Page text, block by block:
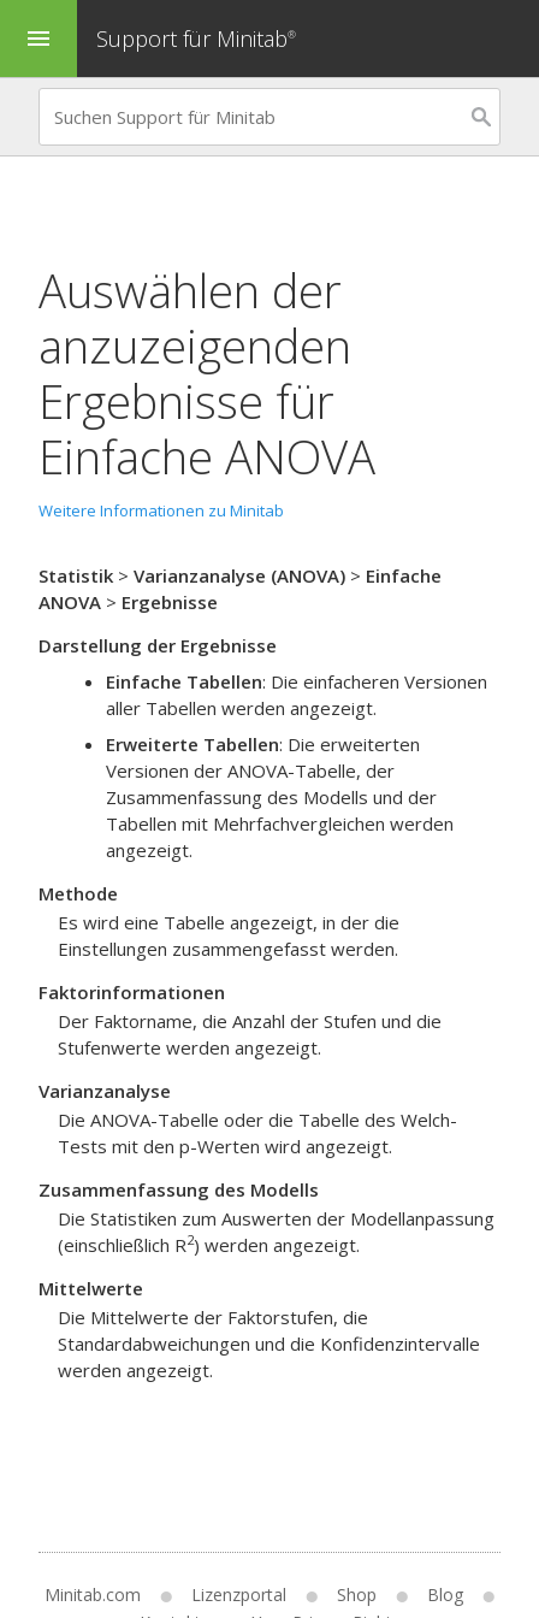
menu Support für Minitab®
Auswählen der
anzuzeigenden
Ergebnisse für
Einfache ANOVA
Weitere Informationen zu Minitab
Statistik > Varianzanalyse (ANOVA) > Einfache
ANOVA > Ergebnisse
Darstellung der Ergebnisse
Einfache Tabellen: Die einfacheren Versionen
aller Tabellen werden angezeigt.
Erweiterte Tabellen: Die erweiterten
Versionen der ANOVA-Tabelle, der
Zusammenfassung des Modells und der
Tabellen mit Mehrfachvergleichen werden
angezeigt.
Methode
Es wird eine Tabelle angezeigt, in der die
Einstellungen zusammengefasst werden.
Faktorinformationen
Der Faktorname, die Anzahl der Stufen und die
Stufenwerte werden angezeigt.
Varianzanalyse
Die ANOVA-Tabelle oder die Tabelle des Welch-
Tests mit den p-Werten wird angezeigt.
Zusammenfassung des Modells
Die Statistiken zum Auswerten der Modellanpassung
(einschließlich R2) werden angezeigt.
Mittelwerte
Die Mittelwerte der Faktorstufen, die
Standardabweichungen und die Konfidenzintervalle
werden angezeigt.
Minitab.com Lizenzportal Shop
Blog